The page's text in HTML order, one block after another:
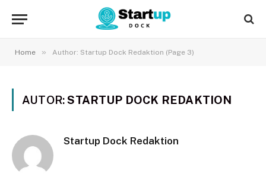
Home » Author: Startup Dock Redaktion (Page 3)
AUTOR:STARTUP DOCK REDAKTION
Startup Dock Redaktion